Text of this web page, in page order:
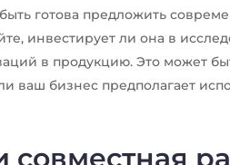
готова предложить
инвестирует ли она в
в продукцию. Это может
ваш бизнес предполагает
совместная